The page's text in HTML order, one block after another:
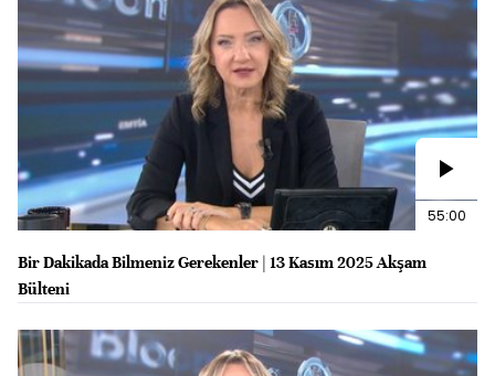
55:00
Bir Dakikada Bilmeniz Gerekenler | 13 Kasım 2025 Akşam
Bülteni